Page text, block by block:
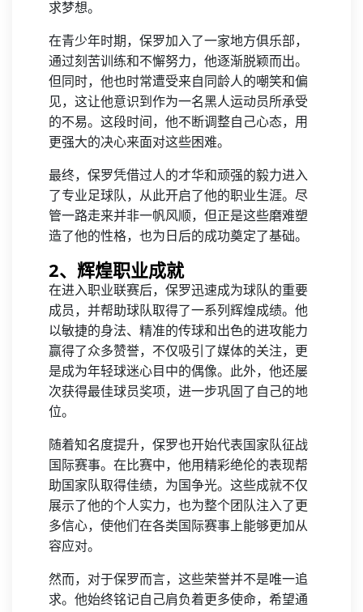
求梦想。
在青少年时期，保罗加入了一家地方俱乐部，
通过刻苦训练和不懈努力，他逐渐脱颖而出。
但同时，他也时常遭受来自同龄人的嘲笑和偏
见，这让他意识到作为一名黑人运动员所承受
的不易。这段时间，他不断调整自己心态，用
更强大的决心来面对这些困难。
最终，保罗凭借过人的才华和顽强的毅力进入
了专业足球队，从此开启了他的职业生涯。尽
管一路走来并非一帆风顺，但正是这些磨难塑
造了他的性格，也为日后的成功奠定了基础。
2、辉煌职业成就
在进入职业联赛后，保罗迅速成为球队的重要
成员，并帮助球队取得了一系列辉煌成绩。他
以敏捷的身法、精准的传球和出色的进攻能力
赢得了众多赞誉，不仅吸引了媒体的关注，更
是成为年轻球迷心目中的偶像。此外，他还屡
次获得最佳球员奖项，进一步巩固了自己的地
位。
随着知名度提升，保罗也开始代表国家队征战
国际赛事。在比赛中，他用精彩绝伦的表现帮
助国家队取得佳绩，为国争光。这些成就不仅
展示了他的个人实力，也为整个团队注入了更
多信心，使他们在各类国际赛事上能够更加从
容应对。
然而，对于保罗而言，这些荣誉并不是唯一追
求。他始终铭记自己肩负着更多使命，希望通